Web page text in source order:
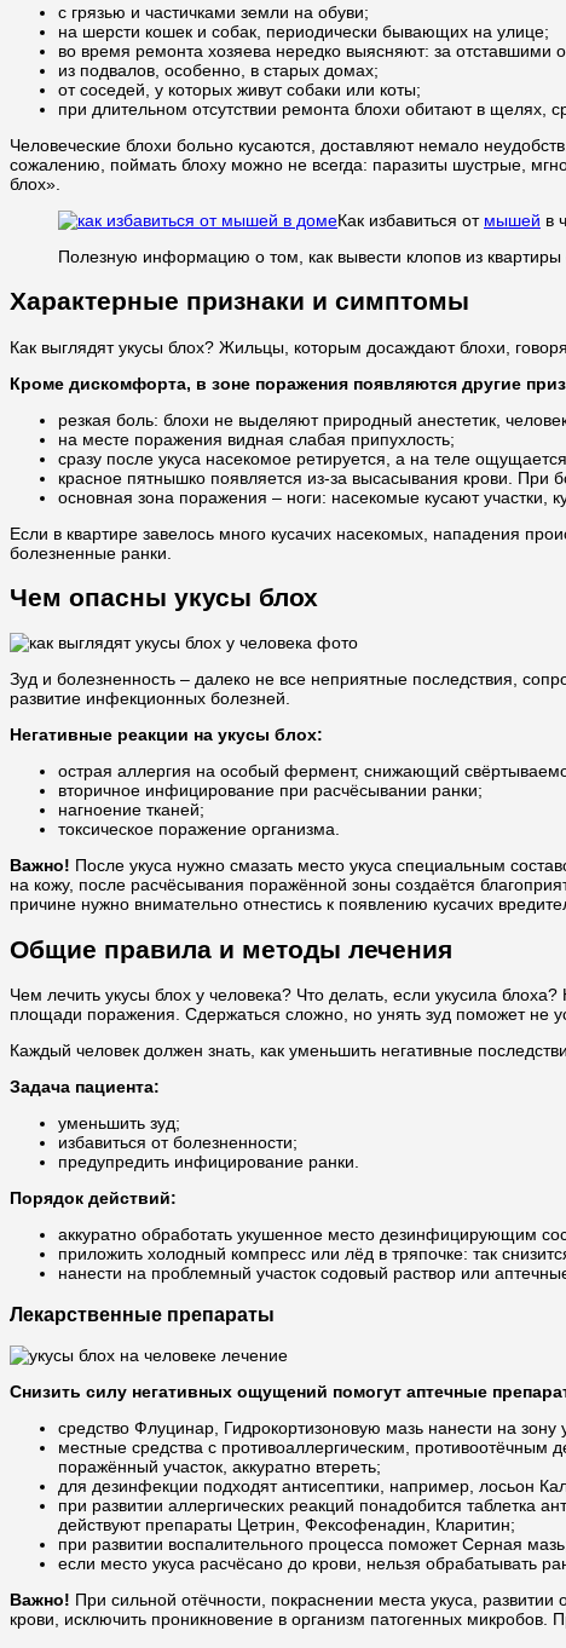
с грязью и частичками земли на обуви;
на шерсти кошек и собак, периодически бывающих на улице;
во время ремонта хозяева нередко выясняют: за отставшими
из подвалов, особенно, в старых домах;
от соседей, у которых живут собаки или коты;
при длительном отсутствии ремонта блохи обитают в щелях,
Человеческие блохи больно кусаются, доставляют немало
сожалению, поймать блоху можно не всегда: паразиты шустрые,
блох».
Как избавиться от мышей в
Полезную информацию о том, как вывести клопов из квартиры
Характерные признаки и симптомы
Как выглядят укусы блох? Жильцы, которым досаждают блохи,
Кроме дискомфорта, в зоне поражения появляются другие
резкая боль: блохи не выделяют природный анестетик,
на месте поражения видная слабая припухлость;
сразу после укуса насекомое ретируется, а на теле
красное пятнышко появляется из-за высасывания крови.
основная зона поражения – ноги: насекомые кусают участки,
Если в квартире завелось много кусачих насекомых, нападения
болезненные ранки.
Чем опасны укусы блох
Зуд и болезненность – далеко не все неприятные последствия,
развитие инфекционных болезней.
Негативные реакции на укусы блох:
острая аллергия на особый фермент, снижающий
вторичное инфицирование при расчёсывании ранки;
нагноение тканей;
токсическое поражение организма.
Важно! После укуса нужно смазать место укуса специальным
на кожу, после расчёсывания поражённой зоны создаётся
причине нужно внимательно отнестись к появлению кусачих
Общие правила и методы лечения
Чем лечить укусы блох у человека? Что делать, если укусила
площади поражения. Сдержаться сложно, но унять зуд поможет не
Каждый человек должен знать, как уменьшить негативные
Задача пациента:
уменьшить зуд;
избавиться от болезненности;
предупредить инфицирование ранки.
Порядок действий:
аккуратно обработать укушенное место дезинфицирующим
приложить холодный компресс или лёд в тряпочке: так
нанести на проблемный участок содовый раствор или
Лекарственные препараты
Снизить силу негативных ощущений помогут аптечные
средство Флуцинар, Гидрокортизоновую мазь нанести на
местные средства с противоаллергическим, противоотёчным
поражённый участок, аккуратно втереть;
для дезинфекции подходят антисептики, например, лосьон
при развитии аллергических реакций понадобится таблетка
действуют препараты Цетрин, Фексофенадин, Кларитин;
при развитии воспалительного процесса поможет Серная
если место укуса расчёсано до крови, нельзя обрабатывать
Важно! При сильной отёчности, покраснении места укуса,
крови, исключить проникновение в организм патогенных